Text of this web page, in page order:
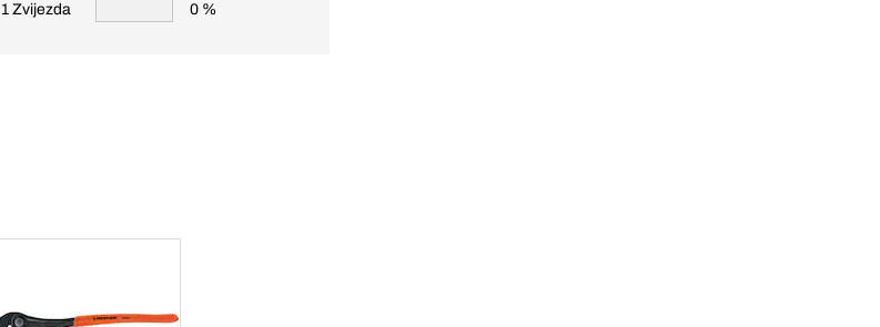
1 Zvijezda
0 %